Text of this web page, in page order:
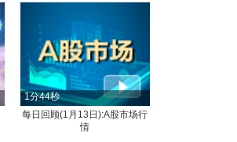
1分44秒
每日回顾(1月13日):A股市场行
情